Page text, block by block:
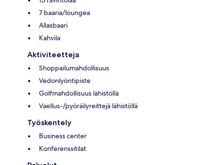
7 baaria/loungea
Allasbaari
Kahvila
Aktiviteetteja
Shoppailumahdollisuus
Vedonlyöntipiste
Golfmahdollisuus lähistöllä
Vaellus-/pyöräilyreittejä lähistöllä
Työskentely
Business center
Konferenssitilat